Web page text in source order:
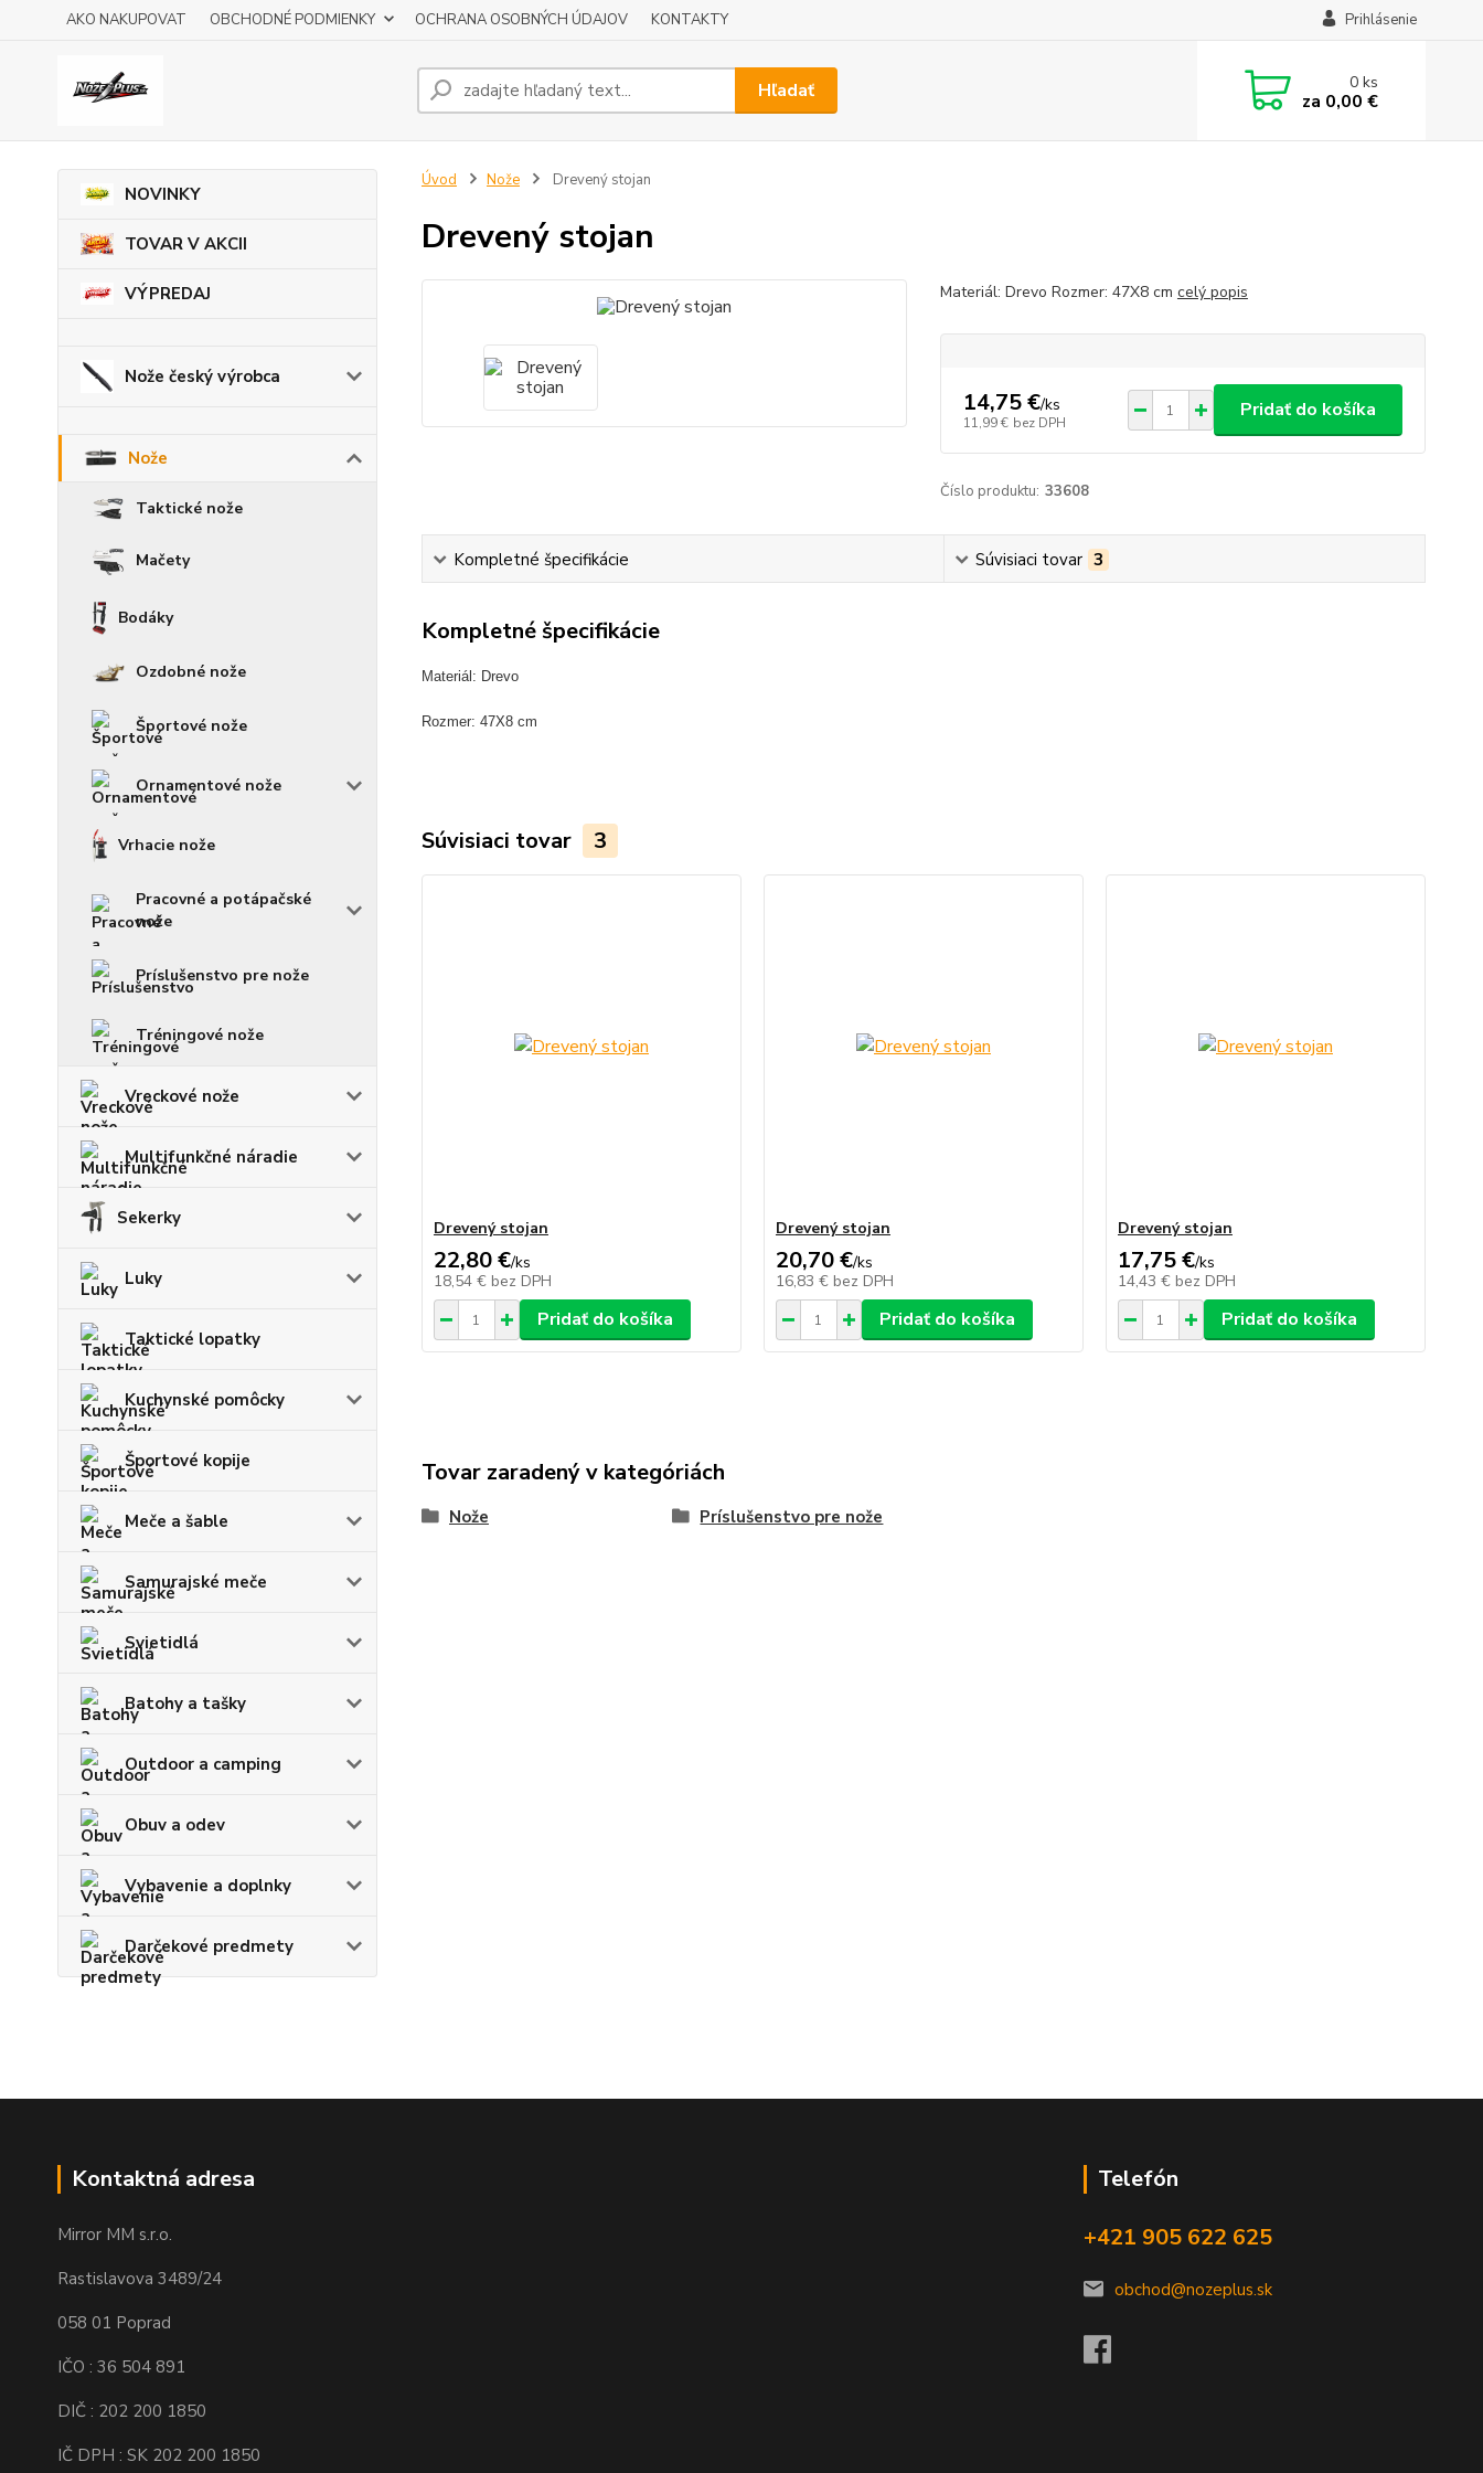
AKO NAKUPOVAT OBCHODNÉ PODMIENKY OCHRANA OSOBNÝCH ÚDAJOV KONTAKTY Prihlásenie
Hľadať 0ks
za 0,00 €
NOVINKY
TOVAR V AKCII
VÝPREDAJ
Nože český výrobca
Nože
Taktické nože
Mačety
Bodáky
Ozdobné nože
Športové nože
Ornamentové nože
Vrhacie nože
Pracovné a potápačské
nože
Príslušenstvo pre nože
Tréningové nože
Vreckové nože
Multifunkčné náradie
Sekerky
Luky
Taktické lopatky
Kuchynské pomôcky
Športové kopije
Meče a šable
Samurajské meče
Svietidlá
Batohy a tašky
Outdoor a camping
Obuv a odev
Vybavenie a doplnky
Darčekové predmety
Úvod Nože Drevený stojan
Drevený stojan
Materiál: Drevo Rozmer: 47X8 cm celý popis
14,75 €/ks
11,99 € bez DPH
Pridať do košíka
Číslo produktu: 33608
Kompletné špecifikácie Súvisiaci tovar 3
Kompletné špecifikácie
Materiál: Drevo
Rozmer: 47X8 cm
Súvisiaci tovar 3
Drevený stojan
22,80 €/ks
18,54 € bez DPH
Pridať do košíka
Drevený stojan
20,70 €/ks
16,83 € bez DPH
Pridať do košíka
Drevený stojan
17,75 €/ks
14,43 € bez DPH
Pridať do košíka
Tovar zaradený v kategóriách
Nože Príslušenstvo pre nože
Kontaktná adresa
Mirror MM s.r.o.
Rastislavova 3489/24
058 01 Poprad
IČO : 36 504 891
DIČ : 202 200 1850
IČ DPH : SK 202 200 1850
Telefón
+421 905 622 625
obchod@nozeplus.sk